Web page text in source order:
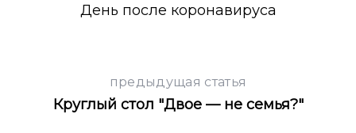
День после коронавируса
предыдущая статья
Круглый стол "Двое — не семья?"